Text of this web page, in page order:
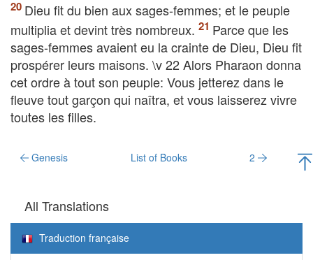
Dieu fit du bien aux sages-femmes; et le peuple
multiplia et devint très nombreux.
Parce que les
sages-femmes avaient eu la crainte de Dieu, Dieu fit
prospérer leurs maisons. \v 22 Alors Pharaon donna
cet ordre à tout son peuple: Vous jetterez dans le
fleuve tout garçon qui naîtra, et vous laisserez vivre
toutes les filles.
Genesis List of Books 2
All Translations
Traduction française